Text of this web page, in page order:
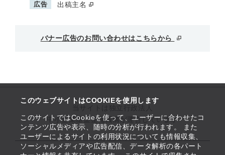
このウェブサイトはCOOKIEを使用します
このサイトではCookieを使って、ユーザーに合わせたコ
ンテンツ広告や表示、随時の分析が行われます。 また
ユーザーによるサイトの利用状況についても情報収集、
ソーシャルメディアや広告配信、データ解析の各パート
広告 出稿主名
バナー広告のお問い合わせはこちらから
中小企業基盤整備機構が運営しています